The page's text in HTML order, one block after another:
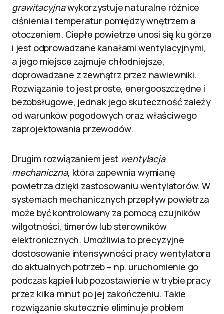
grawitacyjnawykorzystuje naturalne różnice
ciśnienia i temperatur pomiędzy wnętrzem a
otoczeniem. Ciepłe powietrze unosi się ku górze
i jest odprowadzane kanałami wentylacyjnymi,
a jego miejsce zajmuje chłodniejsze,
doprowadzane z zewnątrz przez nawiewniki.
Rozwiązanie to jest proste, energooszczędne i
bezobsługowe, jednak jego skuteczność zależy
od warunków pogodowych oraz właściwego
zaprojektowania przewodów.
Drugim rozwiązaniem jest wentylacja
mechaniczna, która zapewnia wymianę
powietrza dzięki zastosowaniu wentylatorów. W
systemach mechanicznych przepływ powietrza
może być kontrolowany za pomocą czujników
wilgotności, timerów lub sterowników
elektronicznych. Umożliwia to precyzyjne
dostosowanie intensywności pracy wentylatora
do aktualnych potrzeb – np. uruchomienie go
podczas kąpieli lub pozostawienie w trybie pracy
przez kilka minut po jej zakończeniu. Takie
rozwiązanie skutecznie eliminuje problem